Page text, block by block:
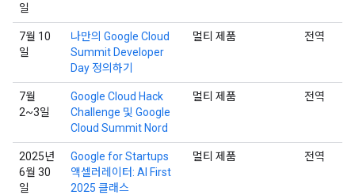
일
7월 10
일
나만의 Google Cloud
Summit Developer
Day 정의하기
멀티 제품 전역
7월
2~3일
Google Cloud Hack
Challenge 및 Google
Cloud Summit Nord
멀티 제품 전역
2025년
6월 30
일
Google for Startups
액셀러레이터: AI First
2025 클래스
멀티 제품 전역